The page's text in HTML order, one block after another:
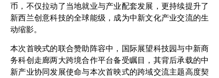
币，不仅拉动了当地就业与产业配套发展，更持续提升了
新西兰创意科技的全球能级，成为中新文化产业交流的生
动缩影。
本次首映式的联合赞助阵容中，国际展望科技园与中新商
务科创走廊两大跨境合作平台备受瞩目，其背后承载的中
新产业协同发展使命与本次首映式的跨域交流主题高度契